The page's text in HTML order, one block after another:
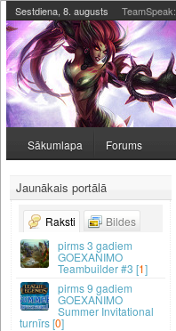
Sestdiena, 8. augusts TeamSpeak:
Sākumlapa Forums
Jaunākais portālā
Raksti
Bildes
3 gadiem
GOEXANIMO
Teambuilder #3 [1]
9 gadiem
GOEXANIMO
Summer Invitational
turnīrs [0]